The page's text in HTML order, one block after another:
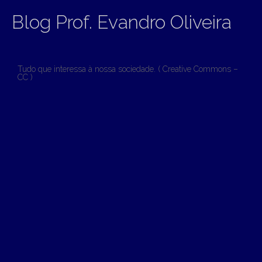
Blog Prof. Evandro Oliveira
Tudo que interessa à nossa sociedade. ( Creative Commons –
CC )